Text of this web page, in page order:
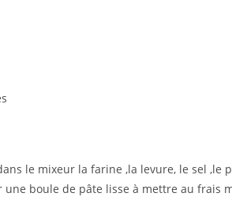
le mixeur la farine ,la levure, le sel ,le
une boule de pâte lisse à mettre au frais